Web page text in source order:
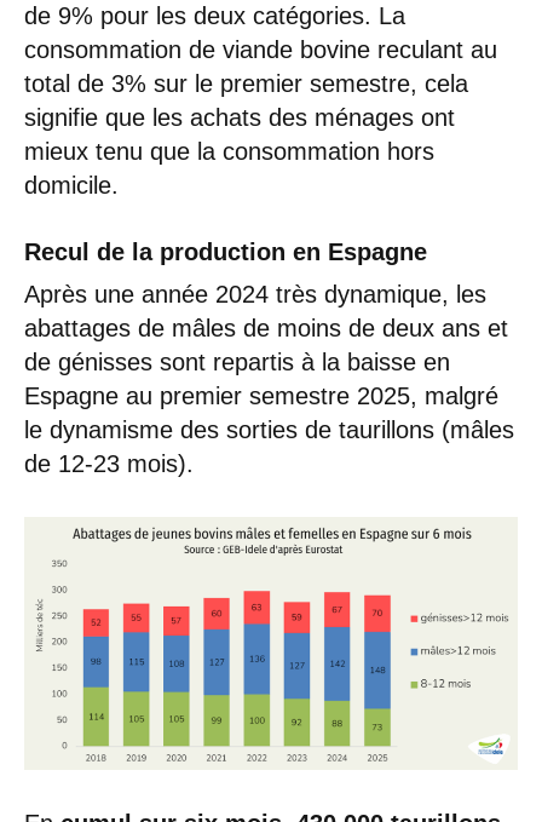
de 9% pour les deux catégories. La
consommation de viande bovine reculant au
total de 3% sur le premier semestre, cela
signifie que les achats des ménages ont
mieux tenu que la consommation hors
domicile.
Recul de la production en Espagne
Après une année 2024 très dynamique, les
abattages de mâles de moins de deux ans et
de génisses sont repartis à la baisse en
Espagne au premier semestre 2025, malgré
le dynamisme des sorties de taurillons (mâles
de 12-23 mois).